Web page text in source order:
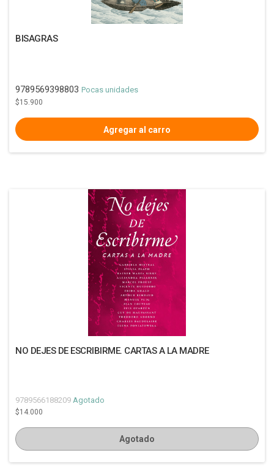
BISAGRAS
9789569398803 Pocas unidades
$15.900
NO DEJES DE ESCRIBIRME. CARTAS A LA MADRE
9789566188209 Agotado
$14.000
Agotado